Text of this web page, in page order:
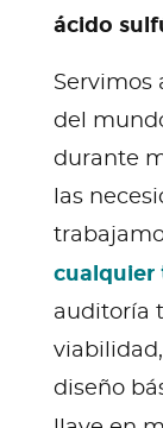
ácido
Servimos
del
durante
las
cualquier
auditoría
diseño